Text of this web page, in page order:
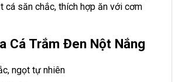
cá săn chắc, thích hợp ăn với cơm
Cá Trắm Đen Nột Nắng
ngọt tự nhiên